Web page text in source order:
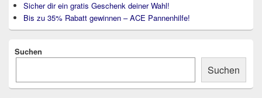
Sicher dir ein gratis Geschenk deiner Wahl!
Bis zu 35% Rabatt gewinnen – ACE Pannenhilfe!
Suchen
Suchen